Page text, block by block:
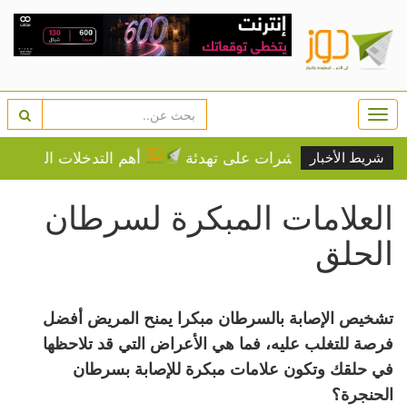
شريط الأخبار
وسط مؤشرات على تهدئة أهم التدخلات التنموية
العلامات المبكرة لسرطان
الحلق
تشخيص الإصابة بالسرطان مبكرا يمنح المريض أفضل
فرصة للتغلب عليه، فما هي الأعراض التي قد تلاحظها
في حلقك وتكون علامات مبكرة للإصابة بسرطان
الحنجرة؟